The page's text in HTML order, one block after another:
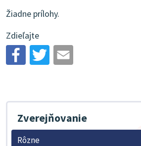
Žiadne prílohy.
Zdieľajte
Zverejňovanie
Rôzne